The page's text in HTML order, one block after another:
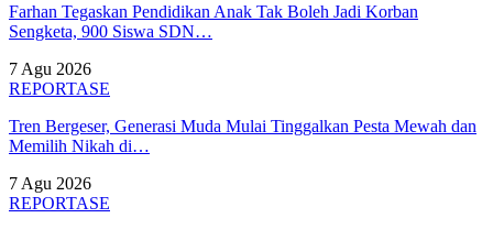
Farhan Tegaskan Pendidikan Anak Tak Boleh Jadi Korban
Sengketa, 900 Siswa SDN…
7 Agu 2026
REPORTASE
Tren Bergeser, Generasi Muda Mulai Tinggalkan Pesta Mewah dan
Memilih Nikah di…
7 Agu 2026
REPORTASE